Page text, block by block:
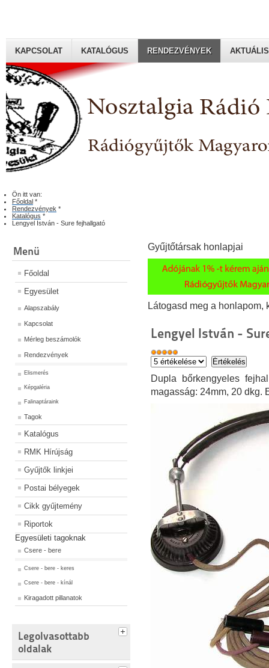
Rádiógyűjtők Magyaroszági Klubja
KAPCSOLAT KATALÓGUS RENDEZVÉNYEK AKTUÁLIS
Ön itt van:
Főoldal *
Rendezvények *
Katalógus *
Lengyel István - Sure fejhallgató
Menü
Főoldal
Egyesület
Alapszabály
Kapcsolat
Mérleg beszámolók
Rendezvények
Elismerés
Képgaléria
Falinaptáraink
Tagok
Katalógus
RMK Hírújság
Gyűjtők linkjei
Postai bélyegek
Cikk gyűjtemény
Riportok
Egyesületi tagoknak
Csere - bere
Csere - bere - keres
Csere - bere - kínál
Kiragadott pillanatok
Legolvasottabb
oldalak
Gyűjtőtársak honlapjai
Látogasd meg a honlapom,
Lengyel István -
Dupla bőrkengyeles
magasság: 24mm, 20 dkg.